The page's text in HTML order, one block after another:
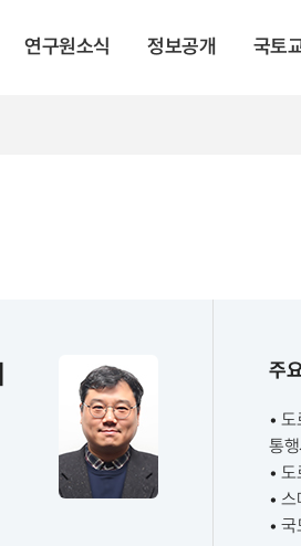
연구원소식 정보공개 국토
주
• 도
통
•
•
•